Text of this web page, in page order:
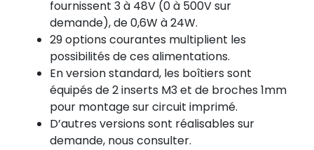
fournissent 3 à 48V (0 à 500V sur
demande), de 0,6W à 24W.
29 options courantes multiplient les
possibilités de ces alimentations.
En version standard, les boîtiers sont
équipés de 2 inserts M3 et de broches 1mm
pour montage sur circuit imprimé.
D’autres versions sont réalisables sur
demande, nous consulter.